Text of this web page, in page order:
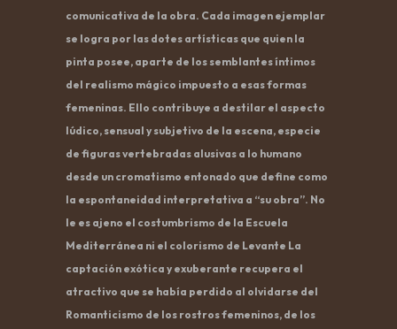
comunicativa de la obra. Cada imagen ejemplar
se logra por las dotes artísticas que quien la
pinta posee, aparte de los semblantes íntimos
del realismo mágico impuesto a esas formas
femeninas. Ello contribuye a destilar el aspecto
lúdico, sensual y subjetivo de la escena, especie
de figuras vertebradas alusivas a lo humano
desde un cromatismo entonado que define como
la espontaneidad interpretativa a “su obra”. No
le es ajeno el costumbrismo de la Escuela
Mediterránea ni el colorismo de Levante La
captación exótica y exuberante recupera el
atractivo que se había perdido al olvidarse del
Romanticismo de los rostros femeninos, de los